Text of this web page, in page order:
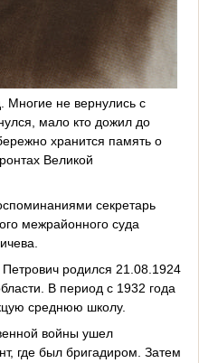
Многие не вернулись с
мало кто дожил до
хранится память о
Великой
секретарь
межрайонного суда
родился 21.08.1924
В период с 1932 года
среднюю школу.
войны ушел
где был бригадиром. Затем